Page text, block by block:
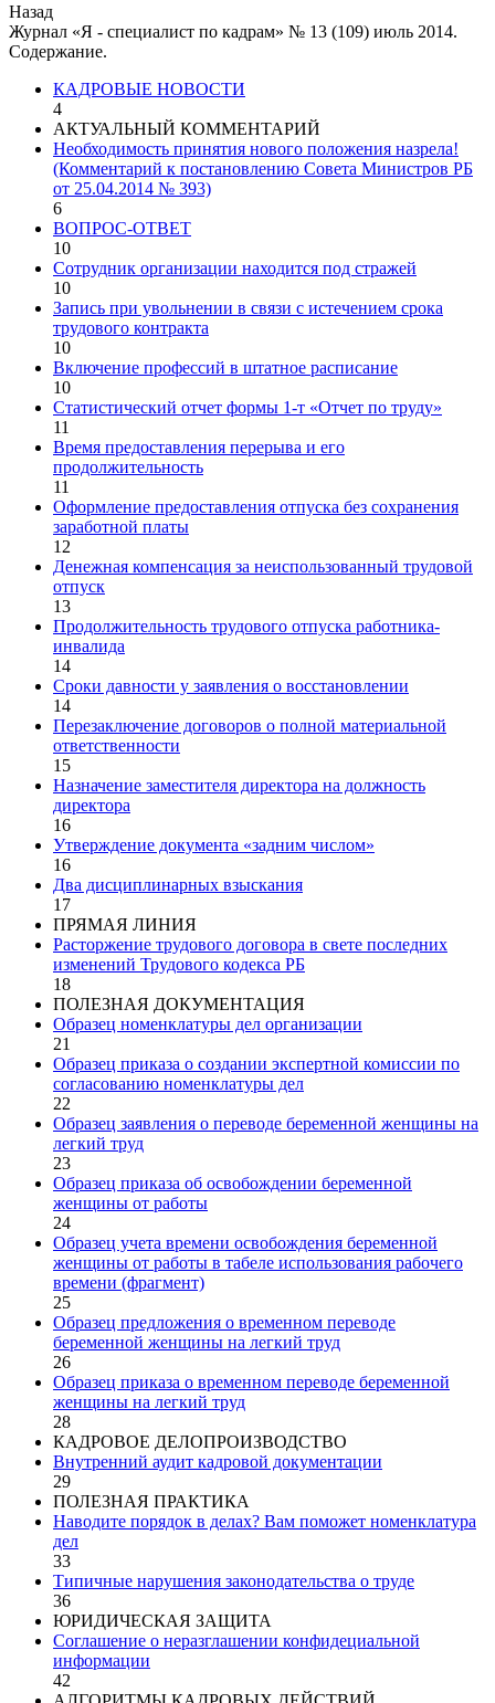
Назад
Журнал «Я - специалист по кадрам» № 13 (109) июль 2014.
Содержание.
КАДРОВЫЕ НОВОСТИ
4
АКТУАЛЬНЫЙ КОММЕНТАРИЙ
Необходимость принятия нового положения назрела!
(Комментарий к постановлению Совета Министров РБ
от 25.04.2014 № 393)
6
ВОПРОС-ОТВЕТ
10
Сотрудник организации находится под стражей
10
Запись при увольнении в связи с истечением срока
трудового контракта
10
Включение профессий в штатное расписание
10
Статистический отчет формы 1-т «Отчет по труду»
11
Время предоставления перерыва и его
продолжительность
11
Оформление предоставления отпуска без сохранения
заработной платы
12
Денежная компенсация за неиспользованный трудовой
отпуск
13
Продолжительность трудового отпуска работника-
инвалида
14
Сроки давности у заявления о восстановлении
14
Перезаключение договоров о полной материальной
ответственности
15
Назначение заместителя директора на должность
директора
16
Утверждение документа «задним числом»
16
Два дисциплинарных взыскания
17
ПРЯМАЯ ЛИНИЯ
Расторжение трудового договора в свете последних
изменений Трудового кодекса РБ
18
ПОЛЕЗНАЯ ДОКУМЕНТАЦИЯ
Образец номенклатуры дел организации
21
Образец приказа о создании экспертной комиссии по
согласованию номенклатуры дел
22
Образец заявления о переводе беременной женщины на
легкий труд
23
Образец приказа об освобождении беременной
женщины от работы
24
Образец учета времени освобождения беременной
женщины от работы в табеле использования рабочего
времени (фрагмент)
25
Образец предложения о временном переводе
беременной женщины на легкий труд
26
Образец приказа о временном переводе беременной
женщины на легкий труд
28
КАДРОВОЕ ДЕЛОПРОИЗВОДСТВО
Внутренний аудит кадровой документации
29
ПОЛЕЗНАЯ ПРАКТИКА
Наводите порядок в делах? Вам поможет номенклатура
дел
33
Типичные нарушения законодательства о труде
36
ЮРИДИЧЕСКАЯ ЗАЩИТА
Соглашение о неразглашении конфидециальной
информации
42